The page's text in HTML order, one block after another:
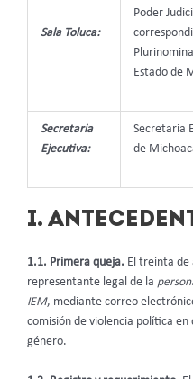
Sala Toluca:
Poder
Estado de
Secretaria
Ejecutiva:
Secretaria
de
I.
1.1. Primera queja. El treinta
representante legal de la
IEM, mediante correo
comisión de violencia política
género.